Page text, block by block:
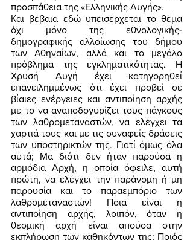
προσπάθεια της «Ελληνικής Αυγής».
Και βέβαια εδώ υπεισέρχεται το θέμα
όχι μόνο της εθνολογικής-
δημογραφικής αλλοίωσης του δήμου
των Αθηναίων, αλλά και το μεγάλο
πρόβλημα της εγκληματικότητας. Η
Χρυσή Αυγή έχει κατηγορηθεί
επανειλημμένως ότι έχει προβεί σε
βίαιες ενέργειες και αντιποίηση αρχής
με το να αναποδογυρίζει τους πάγκους
των λαθρομεταναστών, να ελέγχει τα
χαρτιά τους και με τις συναφείς δράσεις
των υποστηρικτών της. Γιατί όμως όλα
αυτά; Μα διότι δεν ήταν παρούσα η
αρμόδια Αρχή, η οποία όφειλε, αυτή
πρώτη, να ελέγχει την παράνομη ή μη
παρουσία και το παραεμπόριο των
λαθρομεταναστών! Ποια είναι η
αντιποίηση αρχής, λοιπόν, όταν η
θεσμική αρχή είναι απούσα στην
εκπλήρωση των καθηκόντων της; Ποιός